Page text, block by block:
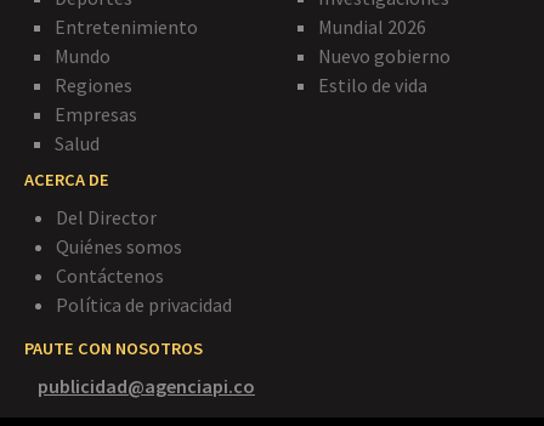
Entretenimiento
Mundo
Regiones
Empresas
Salud
Mundial 2026
Nuevo gobierno
Estilo de vida
ACERCA DE
Del Director
Quiénes somos
Contáctenos
Política de privacidad
PAUTE CON NOSOTROS
publicidad@agenciapi.co